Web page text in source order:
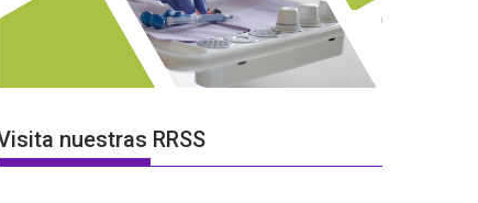
nuestras RRSS